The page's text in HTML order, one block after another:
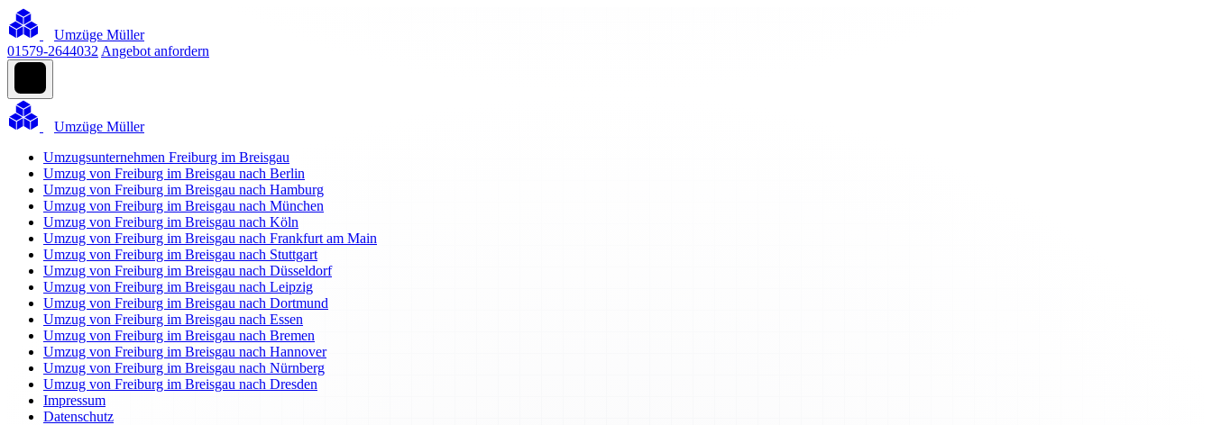
Umzüge Müller
01579-2644032 Angebot anfordern
Umzüge Müller
Umzugsunternehmen Freiburg im Breisgau
Umzug von Freiburg im Breisgau nach Berlin
Umzug von Freiburg im Breisgau nach Hamburg
Umzug von Freiburg im Breisgau nach München
Umzug von Freiburg im Breisgau nach Köln
Umzug von Freiburg im Breisgau nach Frankfurt am Main
Umzug von Freiburg im Breisgau nach Stuttgart
Umzug von Freiburg im Breisgau nach Düsseldorf
Umzug von Freiburg im Breisgau nach Leipzig
Umzug von Freiburg im Breisgau nach Dortmund
Umzug von Freiburg im Breisgau nach Essen
Umzug von Freiburg im Breisgau nach Bremen
Umzug von Freiburg im Breisgau nach Hannover
Umzug von Freiburg im Breisgau nach Nürnberg
Umzug von Freiburg im Breisgau nach Dresden
Impressum
Datenschutz